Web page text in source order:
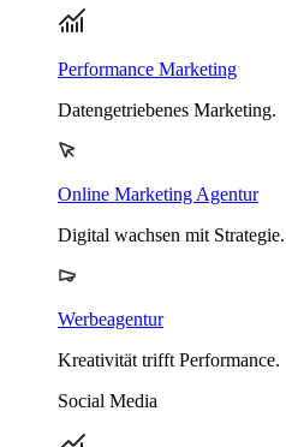
Performance Marketing
Datengetriebenes Marketing.
Online Marketing Agentur
Digital wachsen mit Strategie.
Werbeagentur
Kreativität trifft Performance.
Social Media